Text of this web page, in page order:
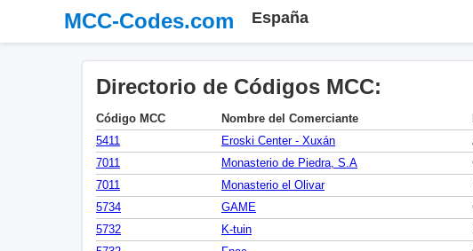
MCC-Codes.com España
Directorio de Códigos MCC:
Código MCC Nombre del Comerciante
5411
Eroski Center - Xuxán
7011
Monasterio de Piedra, S.A
7011
Monasterio el Olivar
5734
GAME
5732
K-tuin